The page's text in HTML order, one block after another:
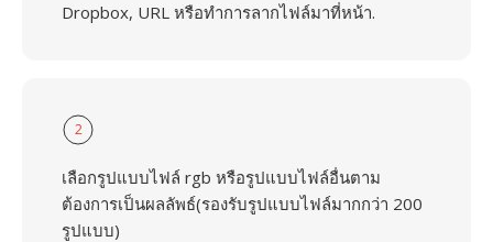
Dropbox, URL หรือทำการลากไฟล์มาที่หน้า.
2
เลือกรูปแบบไฟล์ rgb หรือรูปแบบไฟล์อื่นตาม
ต้องการเป็นผลลัพธ์(รองรับรูปแบบไฟล์มากกว่า 200
รูปแบบ)